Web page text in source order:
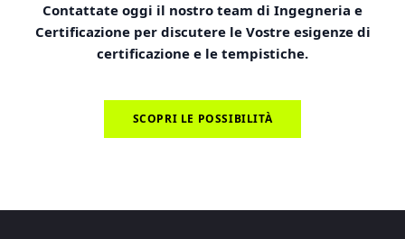
Contattate oggi il nostro team di Ingegneria e
Certificazione per discutere le Vostre esigenze di
certificazione e le tempistiche.
SCOPRI LE POSSIBILITÀ